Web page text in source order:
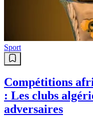
Sport
Compétitions
: Les clubs
adversaires